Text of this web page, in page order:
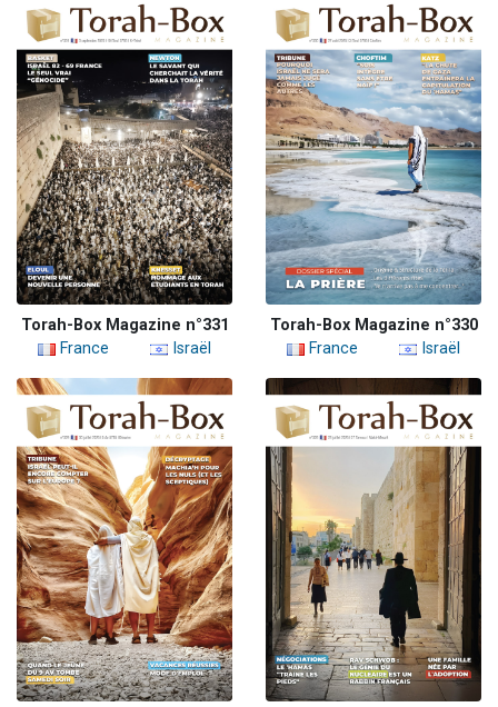
Torah-Box Magazine n°331
France
Israël
Torah-Box Magazine n°330
France
Israël